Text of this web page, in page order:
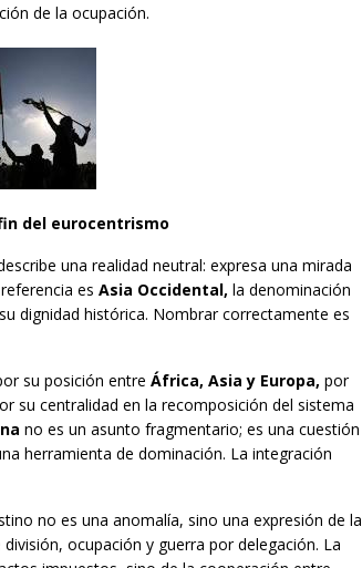
de la ocupación.
del eurocentrismo
una realidad neutral: expresa una mirada
es Asia Occidental, la denominación
dignidad histórica. Nombrar correctamente es
su posición entre África, Asia y Europa, por
su centralidad en la recomposición del sistema
no es un asunto fragmentario; es una cuestión
herramienta de dominación. La integración
no es una anomalía, sino una expresión de la
ocupación y guerra por delegación. La